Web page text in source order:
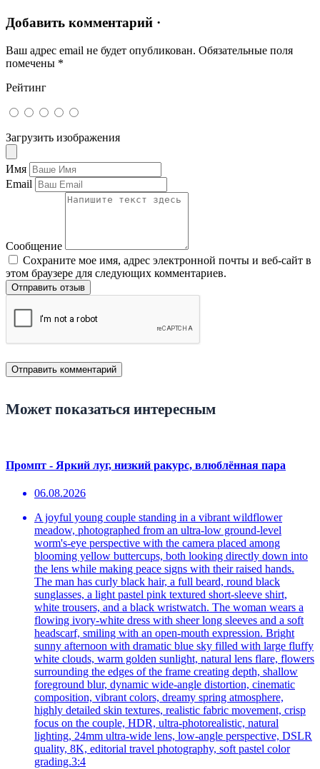
Добавить комментарий ·
Ваш адрес email не будет опубликован. Обязательные поля
помечены *
Рейтинг
Загрузить изображения
Имя
Email
Сообщение
Сохраните мое имя, адрес электронной почты и веб-сайт в
этом браузере для следующих комментариев.
Отправить отзыв
Может показаться интересным
Промпт - Яркий луг, низкий ракурс, влюблённая пара
06.08.2026
A joyful young couple standing in a vibrant wildflower
meadow, photographed from an ultra-low ground-level
worm's-eye perspective with the camera placed among
blooming yellow buttercups, both looking directly down into
the lens while making peace signs with their raised hands.
The man has curly black hair, a full beard, round black
sunglasses, a light pastel pink textured short-sleeve shirt,
white trousers, and a black wristwatch. The woman wears a
flowing ivory-white dress with sheer long sleeves and a soft
headscarf, smiling with an open-mouth expression. Bright
sunny afternoon with dramatic blue sky filled with large fluffy
white clouds, warm golden sunlight, natural lens flare, flowers
surrounding the edges of the frame creating depth, shallow
foreground blur, dynamic wide-angle distortion, cinematic
composition, vibrant colors, dreamy spring atmosphere,
highly detailed skin textures, realistic fabric movement, crisp
focus on the couple, HDR, ultra-photorealistic, natural
lighting, 24mm ultra-wide lens, low-angle perspective, DSLR
quality, 8K, editorial travel photography, soft pastel color
grading.3:4